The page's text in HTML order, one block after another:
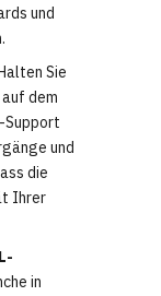
und
Sie
dem
Support
und
die
Ihrer
in